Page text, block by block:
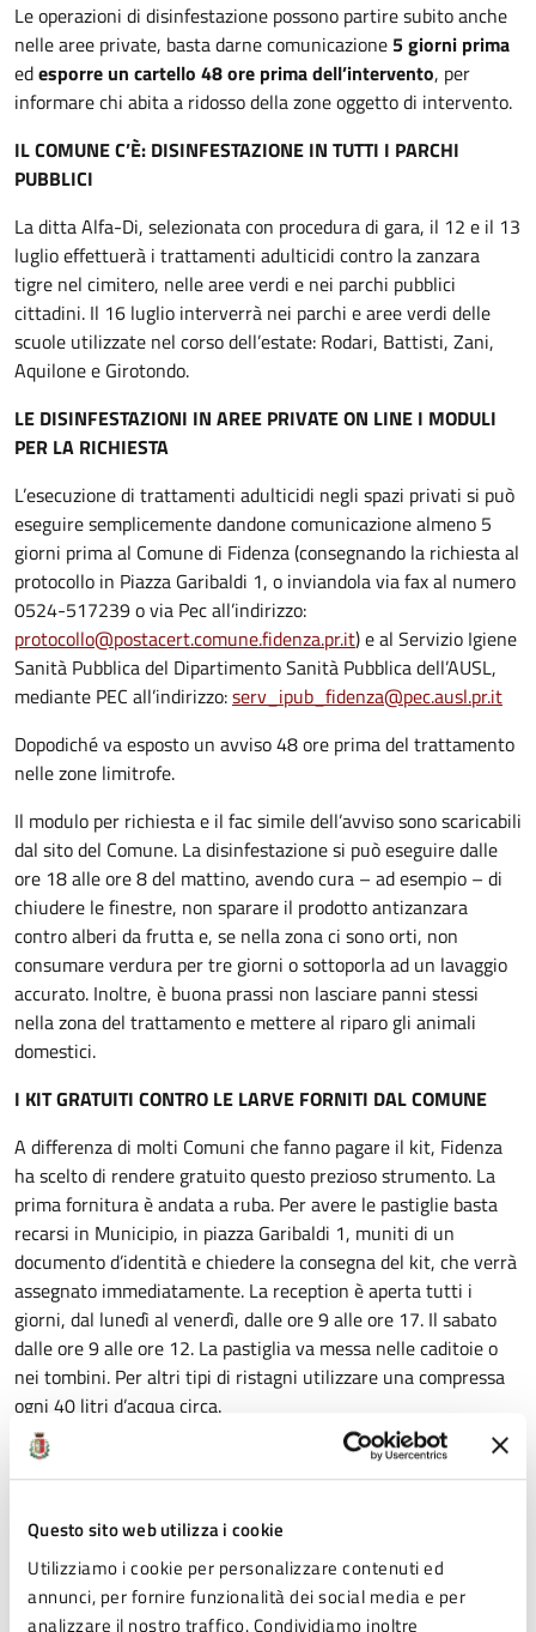
Questo sito web utilizza i cookie
Utilizziamo i cookie per personalizzare contenuti ed
annunci, per fornire funzionalità dei social media e per
analizzare il nostro traffico. Condividiamo inoltre
Le operazioni di disinfestazione possono partire subito anche
nelle aree private, basta darne comunicazione 5 giorni prima
edesporre un cartello 48 ore prima dell’intervento, per
informare chi abita a ridosso della zone oggetto di intervento.
IL COMUNE C’È: DISINFESTAZIONE IN TUTTI I PARCHI
PUBBLICI
La ditta Alfa-Di, selezionata con procedura di gara, il 12 e il 13
luglio effettuerà i trattamenti adulticidi contro la zanzara
tigre nel cimitero, nelle aree verdi e nei parchi pubblici
cittadini. Il 16 luglio interverrà nei parchi e aree verdi delle
scuole utilizzate nel corso dell’estate: Rodari, Battisti, Zani,
Aquilone e Girotondo.
LE DISINFESTAZIONI IN AREE PRIVATE ON LINE I MODULI
PER LA RICHIESTA
L’esecuzione di trattamenti adulticidi negli spazi privati si può
eseguire semplicemente dandone comunicazione almeno 5
giorni prima al Comune di Fidenza (consegnando la richiesta al
protocollo in Piazza Garibaldi 1, o inviandola via fax al numero
0524-517239 o via Pec all’indirizzo:
protocollo@postacert.comune.fidenza.pr.it) e al Servizio Igiene
Sanità Pubblica del Dipartimento Sanità Pubblica dell’AUSL,
mediante PEC all’indirizzo:serv_ipub_fidenza@pec.ausl.pr.it
Dopodiché va esposto un avviso 48 ore prima del trattamento
nelle zone limitrofe.
Il modulo per richiesta e il fac simile dell’avviso sono scaricabili
dal sito del Comune. La disinfestazione si può eseguire dalle
ore 18 alle ore 8 del mattino, avendo cura – ad esempio – di
chiudere le finestre, non sparare il prodotto antizanzara
contro alberi da frutta e, se nella zona ci sono orti, non
consumare verdura per tre giorni o sottoporla ad un lavaggio
accurato. Inoltre, è buona prassi non lasciare panni stessi
nella zona del trattamento e mettere al riparo gli animali
domestici.
I KIT GRATUITI CONTRO LE LARVE FORNITI DAL COMUNE
A differenza di molti Comuni che fanno pagare il kit, Fidenza
ha scelto di rendere gratuito questo prezioso strumento. La
prima fornitura è andata a ruba. Per avere le pastiglie basta
recarsi in Municipio, in piazza Garibaldi 1, muniti di un
documento d’identità e chiedere la consegna del kit, che verrà
assegnato immediatamente. La reception è aperta tutti i
giorni, dal lunedì al venerdì, dalle ore 9 alle ore 17. Il sabato
dalle ore 9 alle ore 12. La pastiglia va messa nelle caditoie o
nei tombini. Per altri tipi di ristagni utilizzare una compressa
ogni 40 litri d’acqua circa.
INFOLINE DEL SERVIZIO AMBIENTE
Ambiente del Comune ai numeri 0524.517382 e
0524.517283 o utilizzare il dialogo con la pagina Facebook del
Comune (@ComunediFidenza) in direct message.